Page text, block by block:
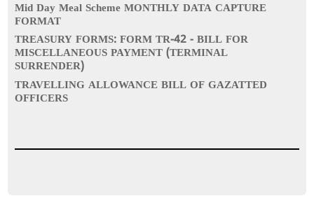
Mid Day Meal Scheme MONTHLY DATA CAPTURE
FORMAT
TREASURY FORMS: FORM TR-42 - BILL FOR
MISCELLANEOUS PAYMENT (TERMINAL
SURRENDER)
TRAVELLING ALLOWANCE BILL OF GAZATTED
OFFICERS